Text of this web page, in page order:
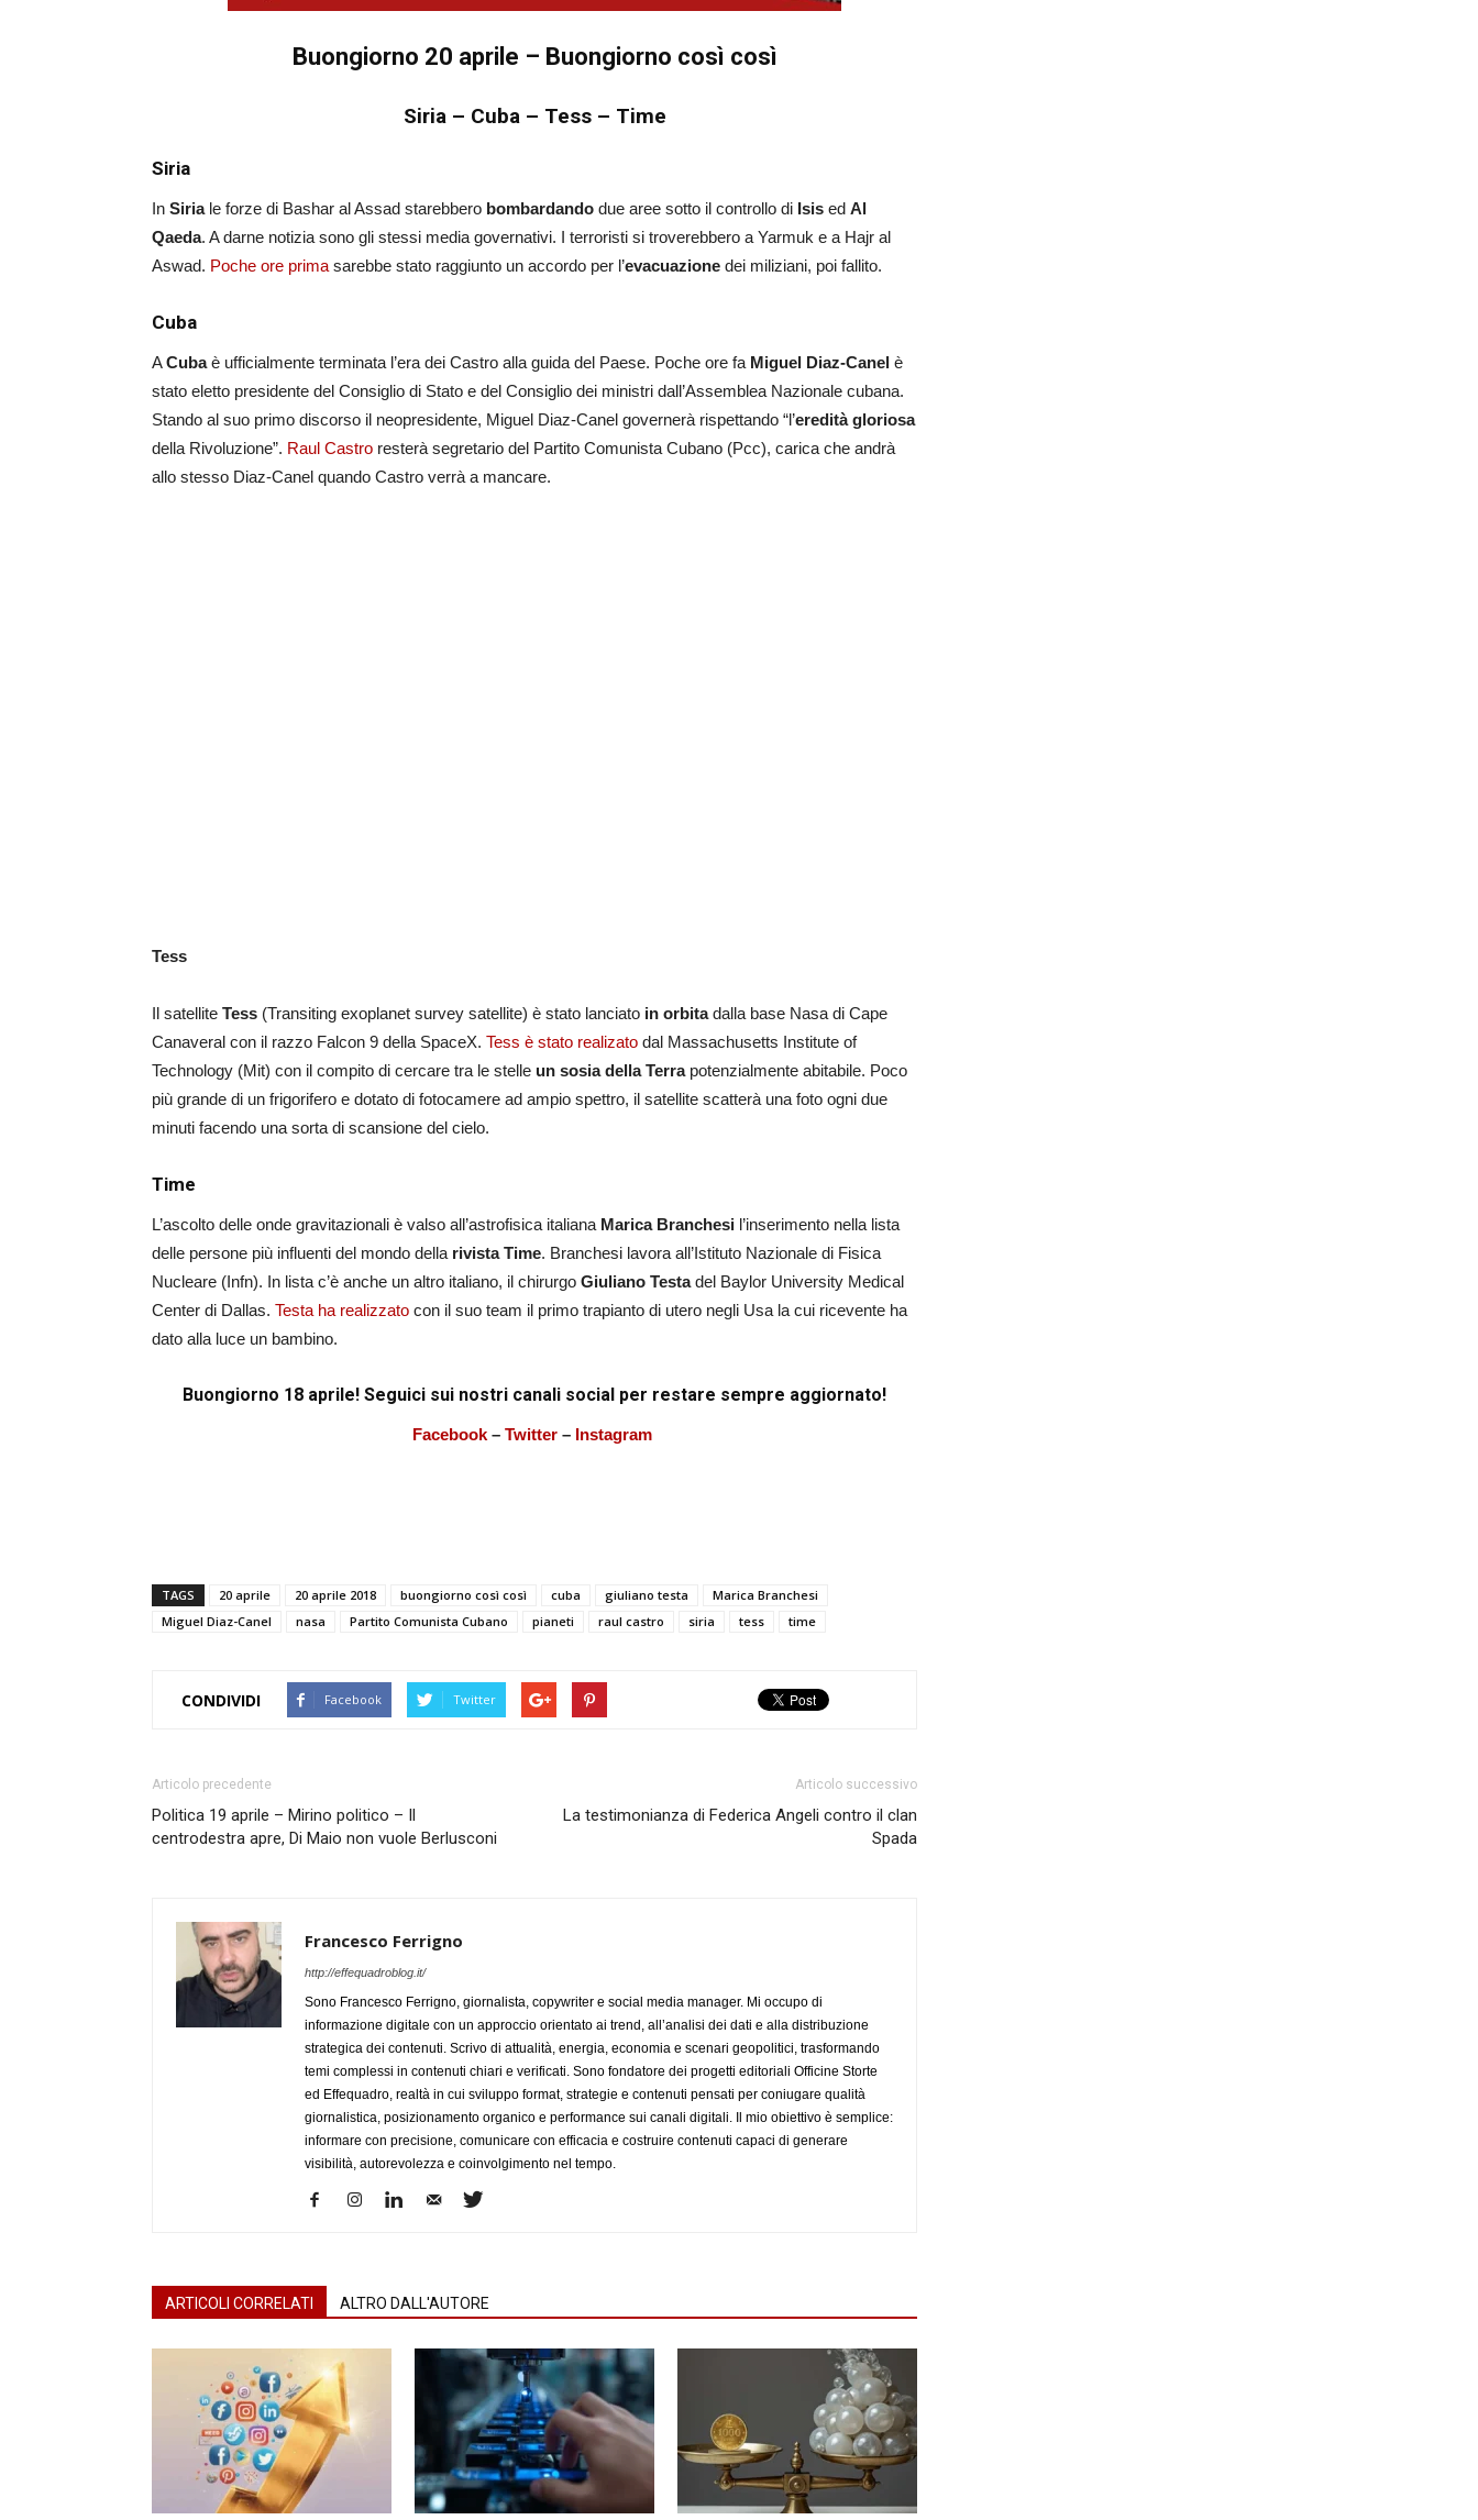
Buongiorno 20 aprile – Buongiorno così così
Siria – Cuba – Tess – Time
Siria
In Siriale forze di Bashar al Assad starebbero bombardando due aree sotto il controllo di Isis ed Al
Qaeda. A darne notizia sono gli stessi media governativi. I terroristi si troverebbero a Yarmuk e a Hajr al
Aswad. Poche ore prima sarebbe stato raggiunto un accordo per l’evacuazione dei miliziani, poi fallito.
Cuba
ACubaè ufficialmente terminata l’era dei Castro alla guida del Paese. Poche ore fa Miguel Diaz-Canel è
stato eletto presidente del Consiglio di Stato e del Consiglio dei ministri dall’Assemblea Nazionale cubana.
Stando al suo primo discorso il neopresidente, Miguel Diaz-Canel governerà rispettando “l’eredità gloriosa
della Rivoluzione”. Raul Castro resterà segretario del Partito Comunista Cubano (Pcc), carica che andrà
allo stesso Diaz-Canel quando Castro verrà a mancare.
Tess
Il satellite Tess (Transiting exoplanet survey satellite) è stato lanciato in orbitadalla base Nasa di Cape
Canaveral con il razzo Falcon 9 della SpaceX. Tess è stato realizato dal Massachusetts Institute of
Technology (Mit) con il compito di cercare tra le stelle un sosia della Terrapotenzialmente abitabile. Poco
più grande di un frigorifero e dotato di fotocamere ad ampio spettro, il satellite scatterà una foto ogni due
minuti facendo una sorta di scansione del cielo.
Time
L’ascolto delle onde gravitazionali è valso all’astrofisica italiana Marica Branchesi l’inserimento nella lista
delle persone più influenti del mondo della rivista Time. Branchesi lavora all’Istituto Nazionale di Fisica
Nucleare (Infn). In lista c’è anche un altro italiano, il chirurgo Giuliano Testadel Baylor University Medical
Center di Dallas. Testa ha realizzato con il suo team il primo trapianto di utero negli Usa la cui ricevente ha
dato alla luce un bambino.
Buongiorno 18 aprile! Seguici sui nostri canali social per restare sempre aggiornato!
Facebook – Twitter – Instagram
TAGS 20 aprile 20 aprile 2018 buongiorno così così cuba giuliano testa
Marica Branchesi
Miguel Diaz-Canel
nasa Partito Comunista Cubano pianeti raul castro siria tess time
CONDIVIDI Facebook Twitter
Articolo precedente
Politica 19 aprile – Mirino politico – Il
centrodestra apre, Di Maio non vuole Berlusconi
Articolo successivo
La testimonianza di Federica Angeli contro il clan
Spada
Francesco Ferrigno
http://effequadroblog.it/
Sono Francesco Ferrigno, giornalista, copywriter e social media manager. Mi occupo di
informazione digitale con un approccio orientato ai trend, all’analisi dei dati e alla distribuzione
strategica dei contenuti. Scrivo di attualità, energia, economia e scenari geopolitici, trasformando
temi complessi in contenuti chiari e verificati. Sono fondatore dei progetti editoriali Officine Storte
ed Effequadro, realtà in cui sviluppo format, strategie e contenuti pensati per coniugare qualità
giornalistica, posizionamento organico e performance sui canali digitali. Il mio obiettivo è semplice:
informare con precisione, comunicare con efficacia e costruire contenuti capaci di generare
visibilità, autorevolezza e coinvolgimento nel tempo.
ARTICOLI CORRELATI ALTRO DALL'AUTORE